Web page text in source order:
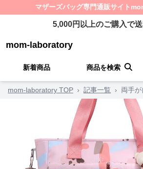
マザーズバッグ専門通販サイト
5,000円以上のご購入で
mom-laboratory
新着商品 商品を検索
mom-laboratory TOP › 記事一覧 › 両手